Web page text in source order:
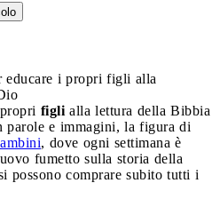
educare i propri figli alla
figli alla lettura della Bibbia
parole e immagini, la figura di
, dove ogni settimana è
fumetto sulla storia della
possono comprare subito tutti i